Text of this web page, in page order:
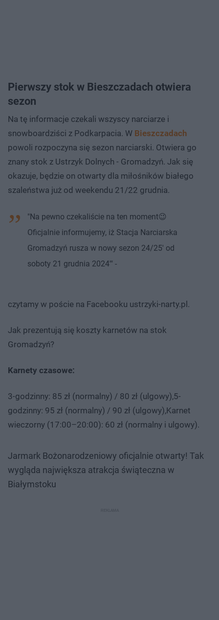
Pierwszy stok w Bieszczadach otwiera
sezon
Na tę informacje czekali wszyscy narciarze i
snowboardziści z Podkarpacia. W Bieszczadach
powoli rozpoczyna się sezon narciarski. Otwiera go
znany stok z Ustrzyk Dolnych - Gromadzyń. Jak się
okazuje, będzie on otwarty dla miłośników białego
szaleństwa już od weekendu 21/22 grudnia.
"Na pewno czekaliście na ten moment😉
Oficjalnie informujemy, iż Stacja Narciarska
Gromadzyń rusza w nowy sezon 24/25' od
soboty 21 grudnia 2024'" -
czytamy w poście na Facebooku ustrzyki-narty.pl.
Jak prezentują się koszty karnetów na stok
Gromadzyń?
Karnety czasowe:
3-godzinny: 85 zł (normalny) / 80 zł (ulgowy),5-
godzinny: 95 zł (normalny) / 90 zł (ulgowy),Karnet
wieczorny (17:00–20:00): 60 zł (normalny i ulgowy).
Jarmark Bożonarodzeniowy oficjalnie otwarty! Tak
wygląda największa atrakcja świąteczna w
Białymstoku